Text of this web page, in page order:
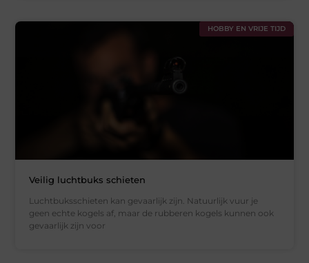
HOBBY EN VRIJE TIJD
Veilig luchtbuks schieten
Luchtbuksschieten kan gevaarlijk zijn. Natuurlijk vuur je
geen echte kogels af, maar de rubberen kogels kunnen ook
gevaarlijk zijn voor